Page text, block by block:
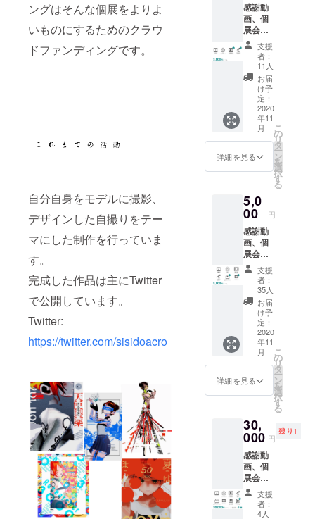
ングはそんな個展をよりよ
いものにするためのクラウ
ドファンディングです。
自分自身をモデルに撮影、
デザインした自撮りをテー
マにした制作を行っていま
す。
完成した作品は主にTwitter
で公開しています。
Twitter:
https://twitter.com/sisidoacro
感謝動
画、個
展会場
にお名
前掲載
(小)、手
書き
メッ
セージ
カード
◎今ま
での動
画の副
音声 備
考欄に
掲載す
前の記
入をお
願いし
ます
支援
者：
11人
お届
け予
定：
2020
年11
月
詳細を見る
こ
の
リ
タ
ー
ン
を
選
択
す
る
5,0
00 円
感謝動
画、個
展会場
にお名
前掲載
(小)、手
書き
メッ
セージ
カー
ド、今
までの
動画の
副音声
◎手書
き名前
別メッ
セージ
カード
◎個展
招待状
備考欄
に掲載
するお
名前の
支援
者：
35人
お届
け予
定：
2020
年11
月
詳細を見る
こ
の
リ
タ
ー
ン
を
選
択
す
る
30,
000 円
残り1
感謝動
画、個
展会場
にお名
前掲載
(中)、手
支援
者：
4人